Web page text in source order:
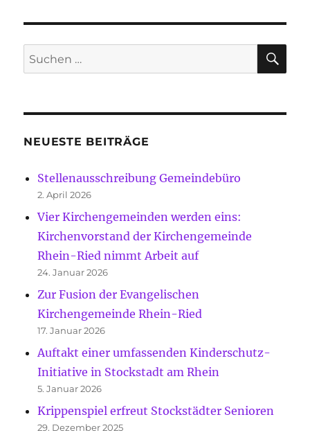
Suche
nach:
NEUESTE BEITRÄGE
Stellenausschreibung Gemeindebüro
2. April 2026
Vier Kirchengemeinden werden eins:
Kirchenvorstand der Kirchengemeinde
Rhein-Ried nimmt Arbeit auf
24. Januar 2026
Zur Fusion der Evangelischen
Kirchengemeinde Rhein-Ried
17. Januar 2026
Auftakt einer umfassenden Kinderschutz-
Initiative in Stockstadt am Rhein
5. Januar 2026
Krippenspiel erfreut Stockstädter Senioren
29. Dezember 2025